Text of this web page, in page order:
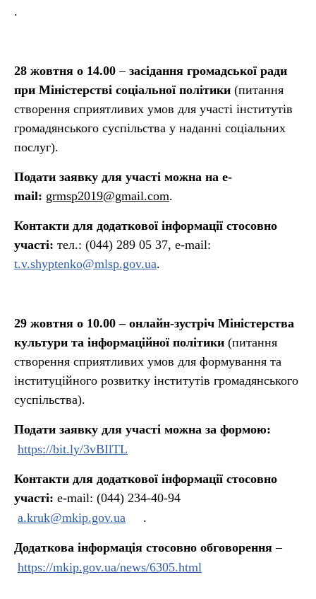
.
28 жовтня о 14.00 – засідання громадської ради
при Міністерстві соціальної політики (питання
створення сприятливих умов для участі інститутів
громадянського суспільства у наданні соціальних
послуг).
Подати заявку для участі можна на e-
mail: grmsp2019@gmail.com.
Контакти для додаткової інформації стосовно
участі: тел.: (044) 289 05 37, e-mail:
t.v.shyptenko@mlsp.gov.ua.
29 жовтня о 10.00–онлайн-зустріч Міністерства
культури та інформаційної політики (питання
створення сприятливих умов для формування та
інституційного розвитку інститутів громадянського
суспільства).
Подати заявку для участі можна за формою:
https://bit.ly/3vBIlTL
Контакти для додаткової інформації стосовно
участі: e-mail: (044) 234-40-94
a.kruk@mkip.gov.ua
.
Додаткова інформація стосовно обговорення –
https://mkip.gov.ua/news/6305.html